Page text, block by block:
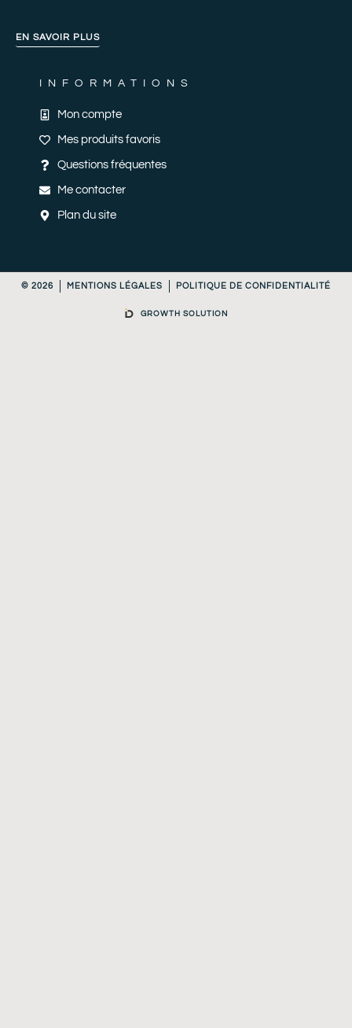
EN SAVOIR PLUS
INFORMATIONS
Mon compte
Mes produits favoris
Questions fréquentes
Me contacter
Plan du site
© 2026 MENTIONS LÉGALES POLITIQUE DE CONFIDENTIALITÉ
GROWTH SOLUTION